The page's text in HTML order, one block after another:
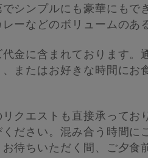
シンプルにも豪華にもで
ーなどのボリュームのあ
金に含まれております
またはお好きな時間に
クエストも直接承ってお
ださい。混み合う時間に
待ちいただく間、ご夕